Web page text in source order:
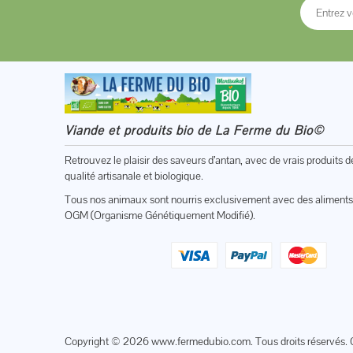
Viande et produits bio de La Ferme du Bio©
Retrouvez le plaisir des saveurs d’antan, avec de vrais produits
qualité artisanale et biologique.
Tous nos animaux sont nourris exclusivement avec des
OGM (Organisme Génétiquement Modifié).
Copyright © 2026www.fermedubio.com. Tous droits